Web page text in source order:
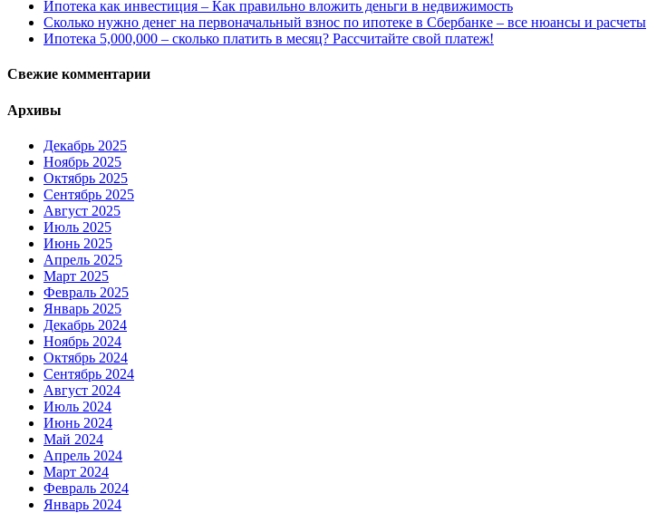
Ипотека как инвестиция – Как правильно вложить деньги в недвижимость
Сколько нужно денег на первоначальный взнос по ипотеке в Сбербанке – все нюансы и расчеты
Ипотека 5,000,000 – сколько платить в месяц? Рассчитайте свой платеж!
Свежие комментарии
Архивы
Декабрь 2025
Ноябрь 2025
Октябрь 2025
Сентябрь 2025
Август 2025
Июль 2025
Июнь 2025
Апрель 2025
Март 2025
Февраль 2025
Январь 2025
Декабрь 2024
Ноябрь 2024
Октябрь 2024
Сентябрь 2024
Август 2024
Июль 2024
Июнь 2024
Май 2024
Апрель 2024
Март 2024
Февраль 2024
Январь 2024